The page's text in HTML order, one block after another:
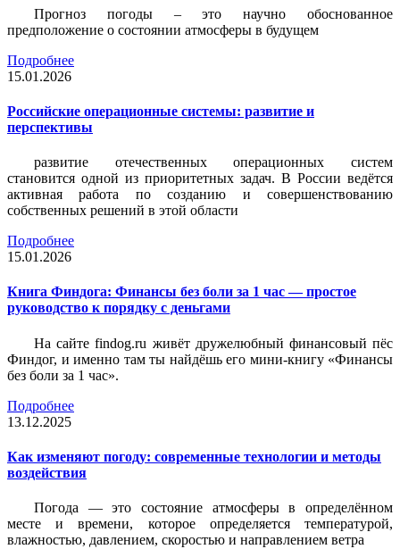
Прогноз погоды – это научно обоснованное
предположение о состоянии атмосферы в будущем
Подробнее
15.01.2026
Российские операционные системы: развитие и
перспективы
развитие отечественных операционных систем
становится одной из приоритетных задач. В России ведётся
активная работа по созданию и совершенствованию
собственных решений в этой области
Подробнее
15.01.2026
Книга Финдога: Финансы без боли за 1 час — простое
руководство к порядку с деньгами
На сайте findog.ru живёт дружелюбный финансовый пёс
Финдог, и именно там ты найдёшь его мини‑книгу «Финансы
без боли за 1 час».
Подробнее
13.12.2025
Как изменяют погоду: современные технологии и методы
воздействия
Погода — это состояние атмосферы в определённом
месте и времени, которое определяется температурой,
влажностью, давлением, скоростью и направлением ветра